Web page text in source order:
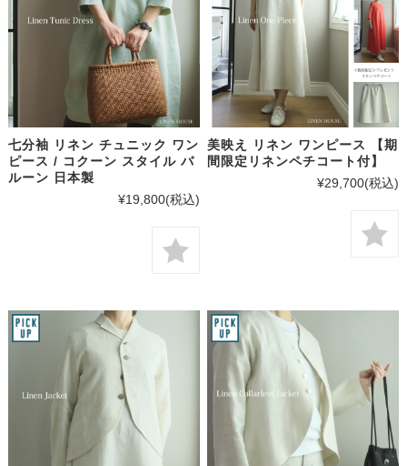
七分袖 リネン チュニック ワン
ピース / コクーン スタイル バ
ルーン 日本製
¥19,800(税込)
美映え リネン ワンピース 【期
間限定リネンペチコート付】
¥29,700(税込)